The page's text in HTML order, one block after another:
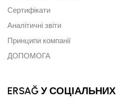
Сертифікати
Аналітичні звіти
Принципи компанії
ДОПОМОГА
ERSAĞ У